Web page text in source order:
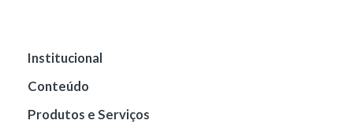
Institucional
Conteúdo
Produtos e Serviços